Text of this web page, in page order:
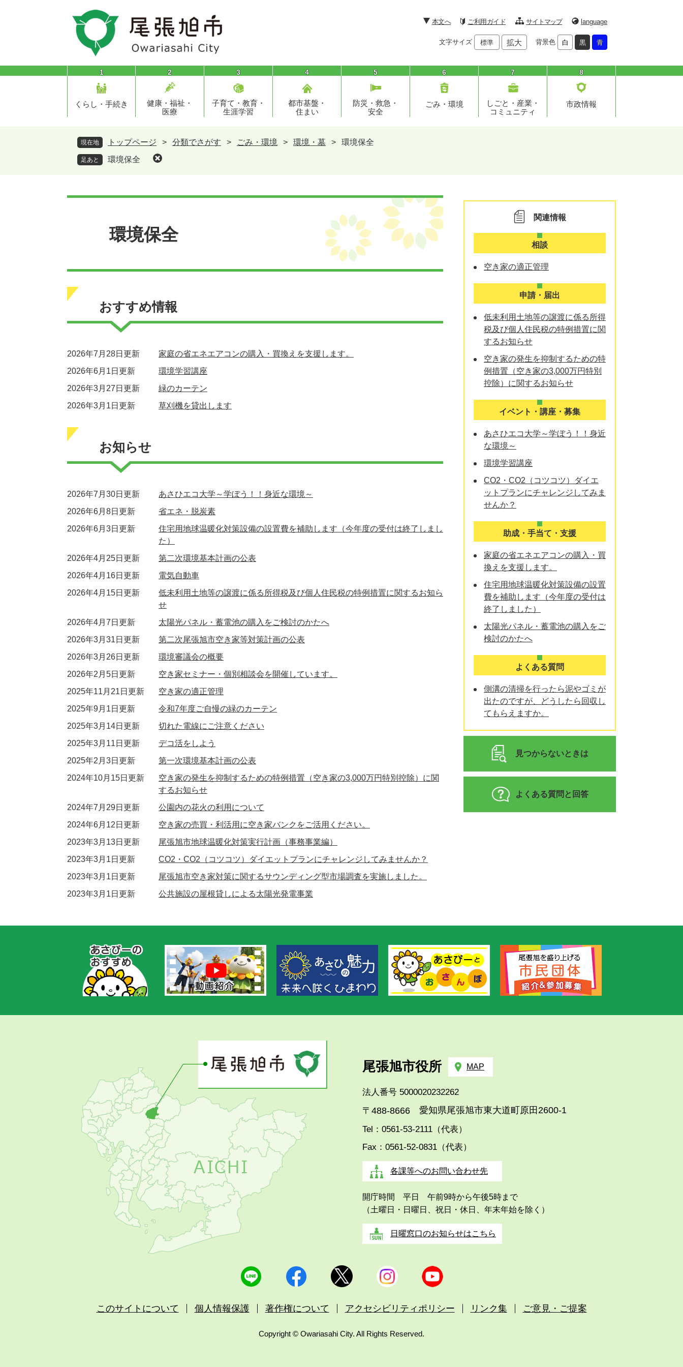
頭
飛
本文へ ご利用ガイド サイトマップ language
文字サイズ 標準 拡大 背景色 白 黒 青
1
くらし・手続き
2
健康・福祉・
医療
3
子育て・教育・
生涯学習
4
都市基盤・
住まい
5
防災・救急・
安全
6
ごみ・環境
7
しごと・産業・
コミュニティ
8
市政情報
現在地 トップページ > 分類でさがす > ごみ・環境 > 環境・墓 > 環境保全
足あと 環境保全
環境保全
おすすめ情報
2026年7月28日更新
家庭の省エネエアコンの購入・買換えを支援します。
2026年6月1日更新
環境学習講座
2026年3月27日更新
緑のカーテン
2026年3月1日更新
草刈機を貸出します
お知らせ
2026年7月30日更新
あさひエコ大学～学ぼう！！身近な環境～
2026年6月8日更新
省エネ・脱炭素
2026年6月3日更新
住宅用地球温暖化対策設備の設置費を補助します（今年度の受付は終了しまし
た）
2026年4月25日更新
第二次環境基本計画の公表
2026年4月16日更新
電気自動車
2026年4月15日更新
低未利用土地等の譲渡に係る所得税及び個人住民税の特例措置に関するお知ら
せ
2026年4月7日更新
太陽光パネル・蓄電池の購入をご検討のかたへ
2026年3月31日更新
第二次尾張旭市空き家等対策計画の公表
2026年3月26日更新
環境審議会の概要
2026年2月5日更新
空き家セミナー・個別相談会を開催しています。
2025年11月21日更新
空き家の適正管理
2025年9月1日更新
令和7年度ご自慢の緑のカーテン
2025年3月14日更新
切れた電線にご注意ください
2025年3月11日更新
デコ活をしよう
2025年2月3日更新
第一次環境基本計画の公表
2024年10月15日更新
空き家の発生を抑制するための特例措置（空き家の3,000万円特別控除）に関
するお知らせ
2024年7月29日更新
公園内の花火の利用について
2024年6月12日更新
空き家の売買・利活用に空き家バンクをご活用ください。
2023年3月13日更新
尾張旭市地球温暖化対策実行計画（事務事業編）
2023年3月1日更新
CO2・CO2（コツコツ）ダイエットプランにチャレンジしてみませんか？
2023年3月1日更新
尾張旭市空き家対策に関するサウンディング型市場調査を実施しました。
2023年3月1日更新
公共施設の屋根貸しによる太陽光発電事業
関連情報
相談
空き家の適正管理
申請・届出
低未利用土地等の譲渡に係る所得
税及び個人住民税の特例措置に関
するお知らせ
空き家の発生を抑制するための特
例措置（空き家の3,000万円特別
控除）に関するお知らせ
イベント・講座・募集
あさひエコ大学～学ぼう！！身近
な環境～
環境学習講座
CO2・CO2（コツコツ）ダイエ
ットプランにチャレンジしてみま
せんか？
助成・手当て・支援
家庭の省エネエアコンの購入・買
換えを支援します。
住宅用地球温暖化対策設備の設置
費を補助します（今年度の受付は
終了しました）
太陽光パネル・蓄電池の購入をご
検討のかたへ
よくある質問
側溝の清掃を行ったら泥やゴミが
出たのですが、どうしたら回収し
てもらえますか。
見つからないときは
よくある質問と回答
あ
す
め
尾張旭市役所 MAP
法人番号 5000020232262
〒488-8666 愛知県尾張旭市東大道町原田2600-1
Tel：0561-53-2111（代表）
Fax：0561-52-0831（代表）
各課等へのお問い合わせ先
開庁時間 平日 午前9時から午後5時まで
（土曜日・日曜日、祝日・休日、年末年始を除く）
日曜窓口のお知らせはこちら
このサイトについて 個人情報保護 著作権について アクセシビリティポリシー リンク集 ご意見・ご提案
Copyright © Owariasahi City. All Rights Reserved.